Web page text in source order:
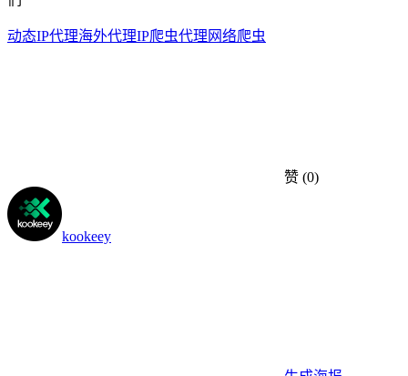
动态IP代理海外代理IP爬虫代理 网络爬虫
赞 (0)
kookeey